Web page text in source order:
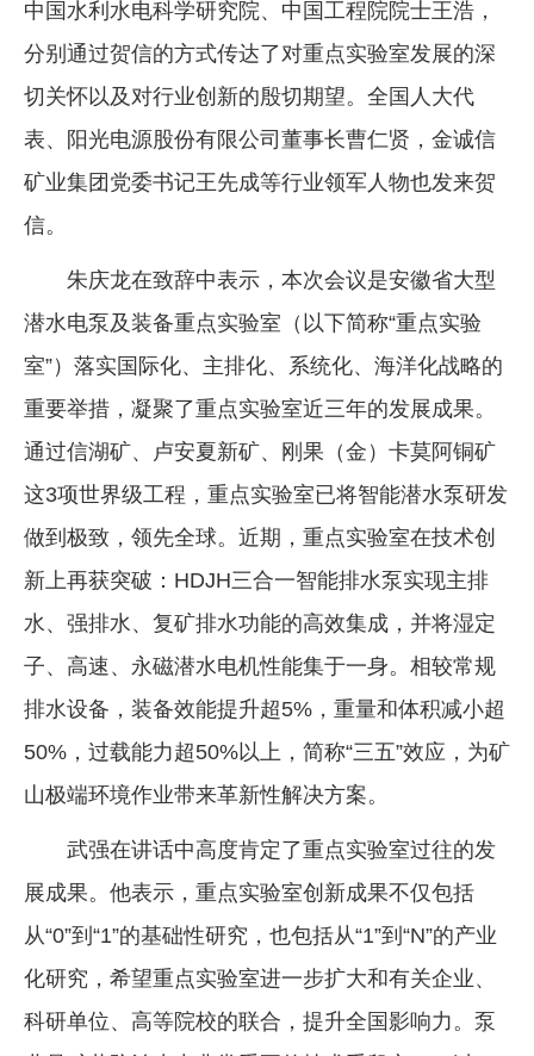
中国水利水电科学研究院、中国工程院院士王浩，
分别通过贺信的方式传达了对重点实验室发展的深
切关怀以及对行业创新的殷切期望。全国人大代
表、阳光电源股份有限公司董事长曹仁贤，金诚信
矿业集团党委书记王先成等行业领军人物也发来贺
信。
朱庆龙在致辞中表示，本次会议是安徽省大型
潜水电泵及装备重点实验室（以下简称“重点实验
室”）落实国际化、主排化、系统化、海洋化战略的
重要举措，凝聚了重点实验室近三年的发展成果。
通过信湖矿、卢安夏新矿、刚果（金）卡莫阿铜矿
这3项世界级工程，重点实验室已将智能潜水泵研发
做到极致，领先全球。近期，重点实验室在技术创
新上再获突破：HDJH三合一智能排水泵实现主排
水、强排水、复矿排水功能的高效集成，并将湿定
子、高速、永磁潜水电机性能集于一身。相较常规
排水设备，装备效能提升超5%，重量和体积减小超
50%，过载能力超50%以上，简称“三五”效应，为矿
山极端环境作业带来革新性解决方案。
武强在讲话中高度肯定了重点实验室过往的发
展成果。他表示，重点实验室创新成果不仅包括
从“0”到“1”的基础性研究，也包括从“1”到“N”的产业
化研究，希望重点实验室进一步扩大和有关企业、
科研单位、高等院校的联合，提升全国影响力。泵